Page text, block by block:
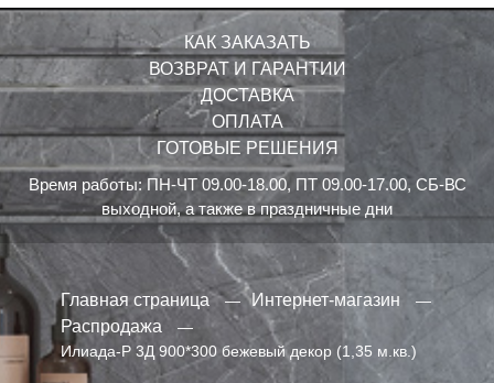
КАК ЗАКАЗАТЬ
ВОЗВРАТ И ГАРАНТИИ
ДОСТАВКА
ОПЛАТА
ГОТОВЫЕ РЕШЕНИЯ
Время работы: ПН-ЧТ 09.00-18.00, ПТ 09.00-17.00, СБ-ВС
выходной, а также в праздничные дни
Главная страница
Интернет-магазин
Распродажа
Илиада-Р 3Д 900*300 бежевый декор (1,35 м.кв.)